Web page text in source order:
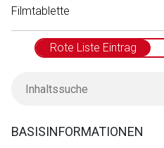
Filmtablette
Rote Liste Eintrag
BASISINFORMATIONEN